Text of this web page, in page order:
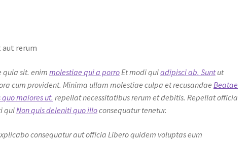
aut rerum
quia sit. enimmolestiae qui a porroEt modi quiadipisci ab. Suntut
cum provident. Minima ullam molestiae culpa et recusandaeBeatae
maiores ut. repellat necessitatibus rerum et debitis. Repellat officia
quiNon quis deleniti quo illoconsequatur tenetur.
consequatur aut officia Libero quidem voluptas eum